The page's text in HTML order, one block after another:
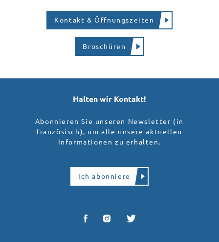
Kontakt & Öffnungszeiten
Broschüren
Halten wir Kontakt!
Abonnieren Sie unseren Newsletter (in
französisch), um alle unsere aktuellen
Informationen zu erhalten.
Ich abonniere